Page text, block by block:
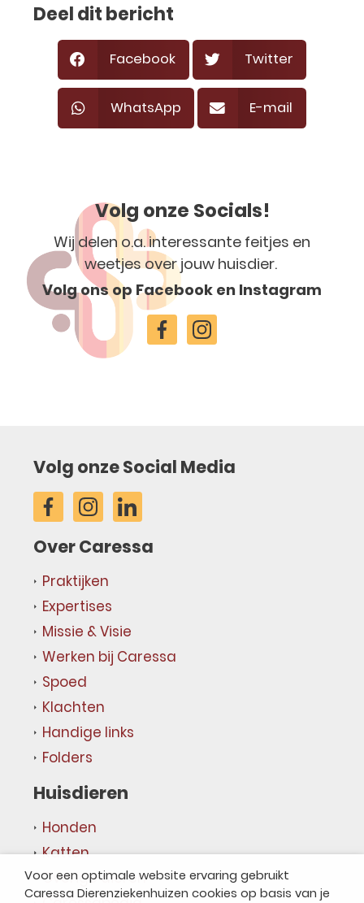
Deel dit bericht
Facebook Twitter
WhatsApp E-mail
Volg onze Socials!
Wij delen o.a. interessante feitjes en
weetjes over jouw huisdier.
Volg ons op Facebook en Instagram
Volg onze Social Media
Over Caressa
Praktijken
Expertises
Missie & Visie
Werken bij Caressa
Spoed
Klachten
Handige links
Folders
Huisdieren
Honden
Katten
Overige dieren
Voor een optimale website ervaring gebruikt
Caressa Dierenziekenhuizen cookies op basis van je